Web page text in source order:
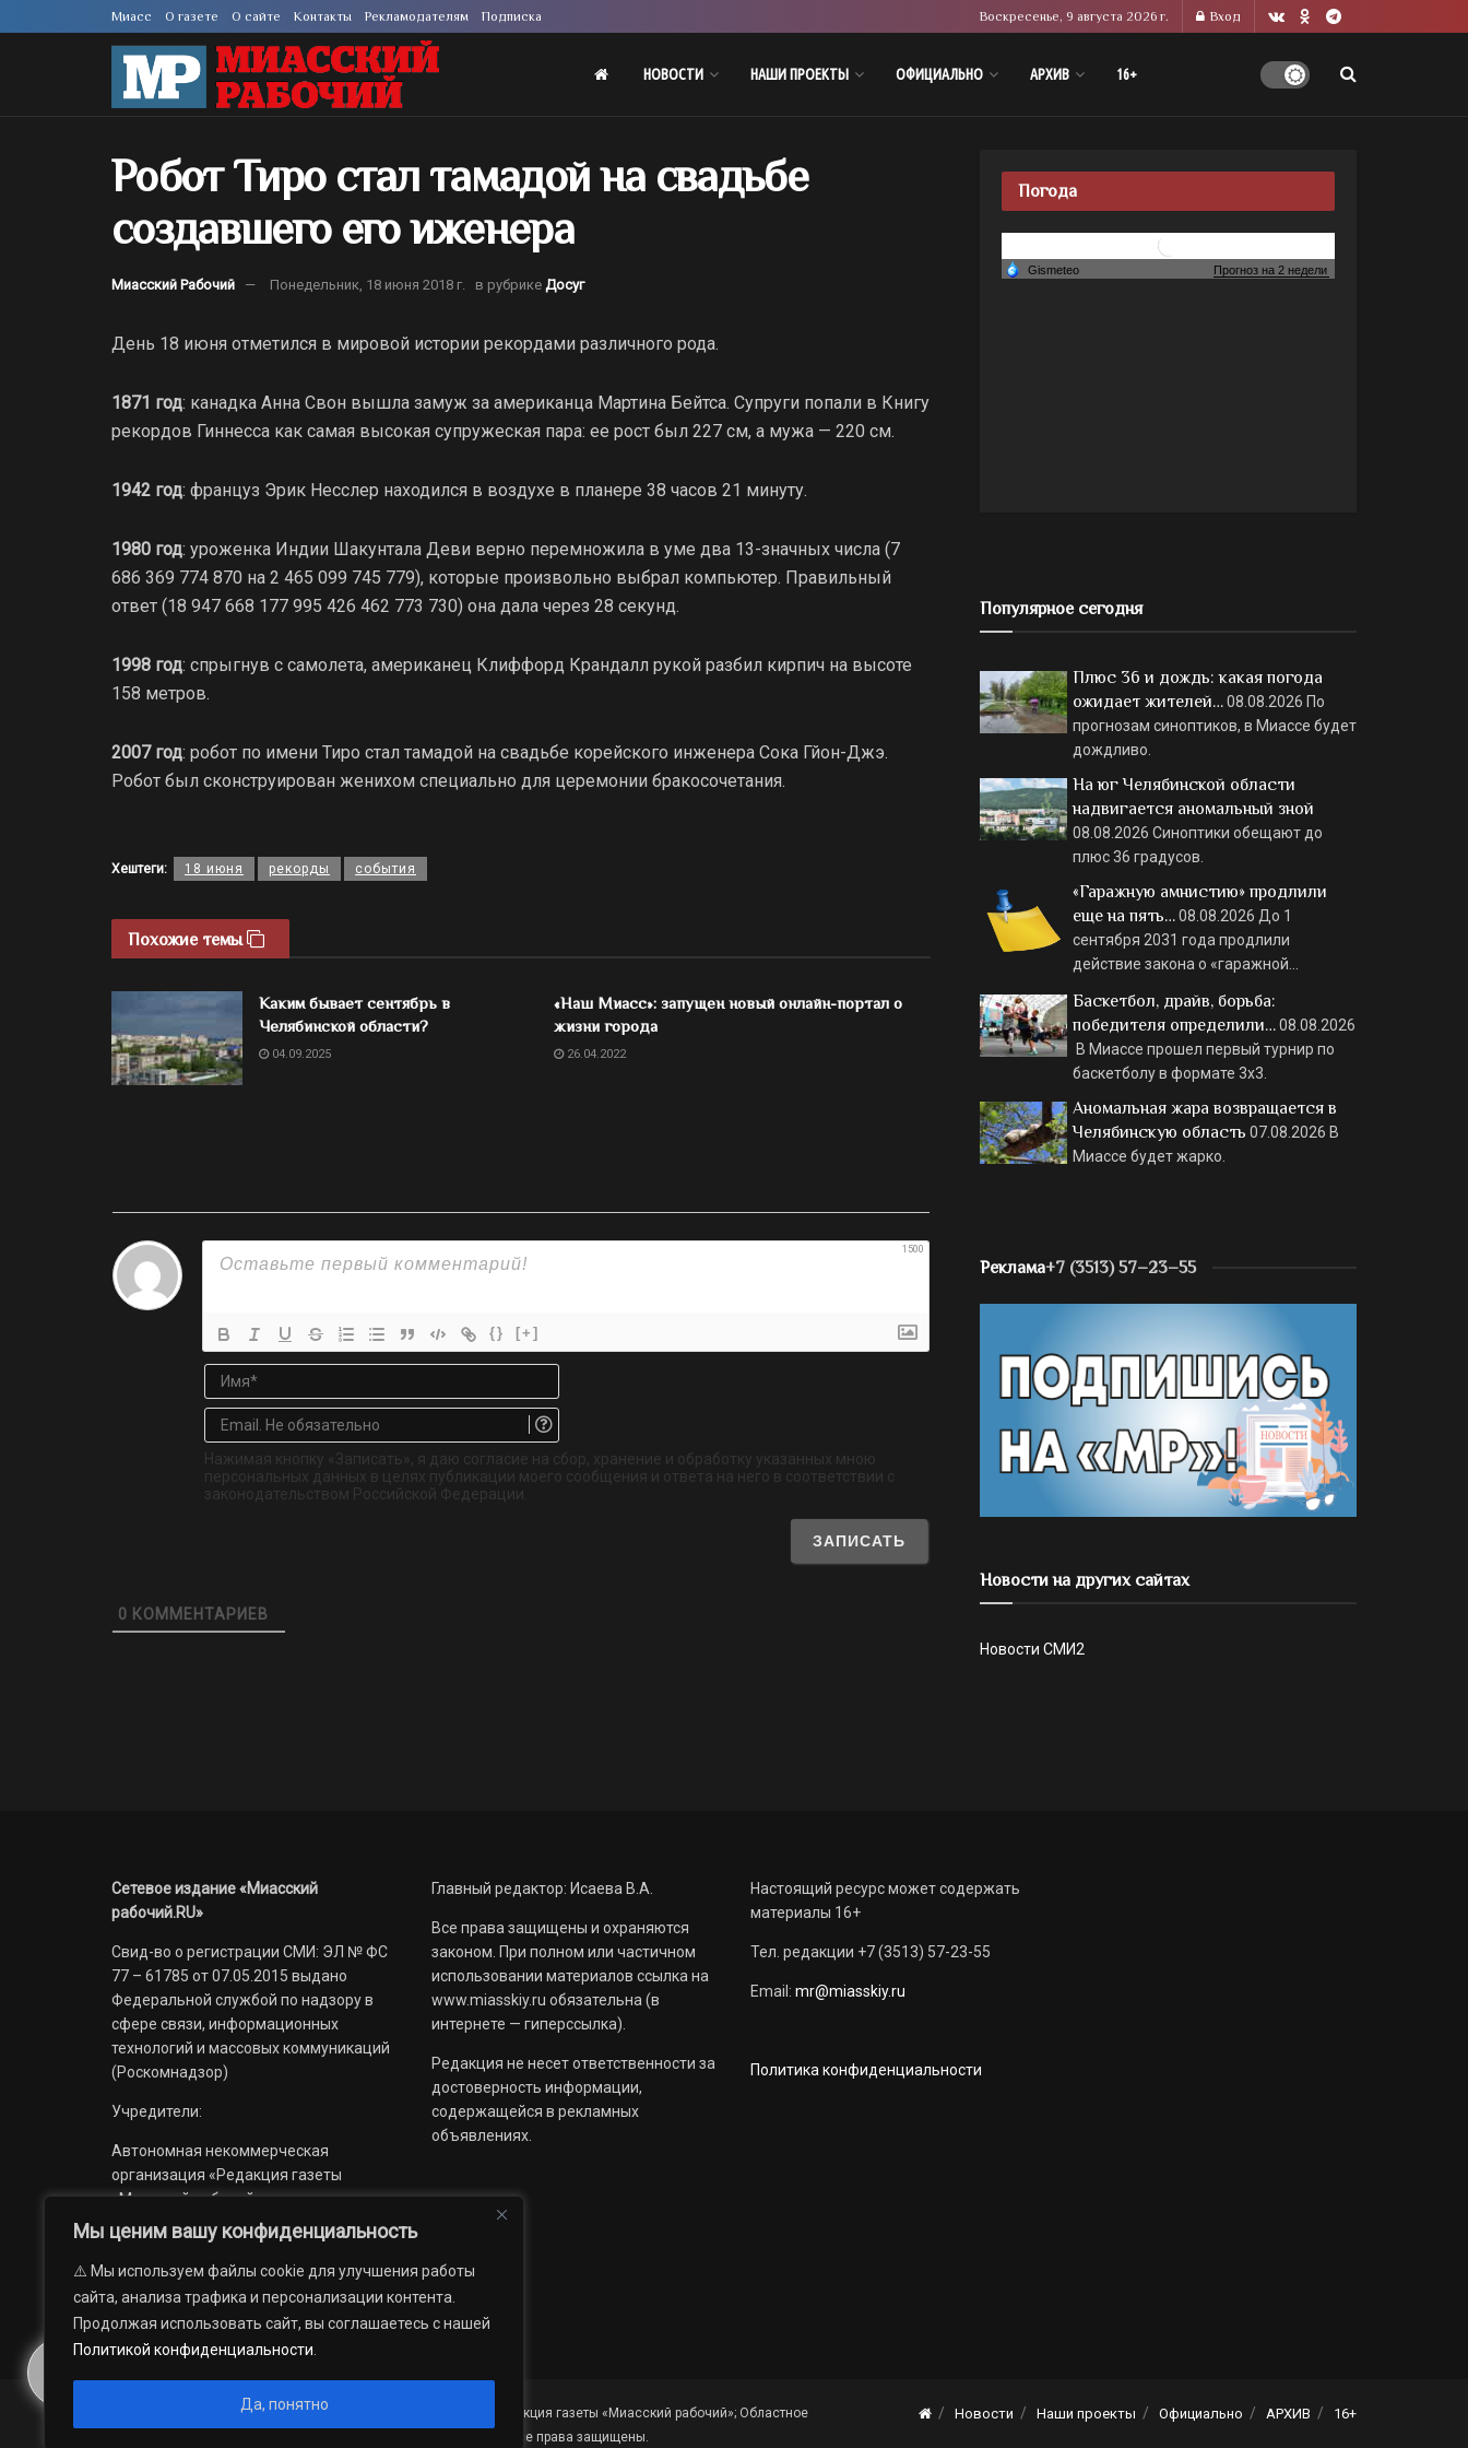
Мы ценим вашу конфиденциальность
⚠️ Мы используем файлы cookie для улучшения работы
сайта, анализа трафика и персонализации контента.
Продолжая использовать сайт, вы соглашаетесь с нашей
Политикой конфиденциальности
Да, понятно
Миасс О газете О сайте Контакты Рекламодателям Подписка Воскресенье, 9 августа 2026 г. Вход
НОВОСТИ НАШИ ПРОЕКТЫ ОФИЦИАЛЬНО АРХИВ 16+
Робот Тиро стал тамадой на свадьбе
создавшего его иженера
Миасский Рабочий Понедельник, 18 июня 2018 г. в рубрике Досуг
День 18 июня отметился в мировой истории рекордами различного рода.
1871 год: канадка Анна Свон вышла замуж за американца Мартина Бейтса. Супруги попали в Книгу
рекордов Гиннесса как самая высокая супружеская пара: ее рост был 227 см, а мужа — 220 см.
1942 год: француз Эрик Несслер находился в воздухе в планере 38 часов 21 минуту.
1980 год: уроженка Индии Шакунтала Деви верно перемножила в уме два 13-значных числа (7
686 369 774 870 на 2 465 099 745 779), которые произвольно выбрал компьютер. Правильный
ответ (18 947 668 177 995 426 462 773 730) она дала через 28 секунд.
1998 год: спрыгнув с самолета, американец Клиффорд Крандалл рукой разбил кирпич на высоте
158 метров.
2007 год: робот по имени Тиро стал тамадой на свадьбе корейского инженера Сока Гйон-Джэ.
Робот был сконструирован женихом специально для церемонии бракосочетания.
Хештеги: 18 июня рекорды события
Похожие темы
Каким бывает сентябрь в
Челябинской области?
04.09.2025
«Наш Миасс»: запущен новый онлайн-портал о
жизни города
26.04.2022
1500
{} [+]
Имя*
Email.
обязательно
Нажимая кнопку «Записать», я даю согласие на сбор, хранение и обработку указанных мною
персональных данных в целях публикации моего сообщения и ответа на него в соответствии с
законодательством Российской Федерации.
0 КОММЕНТАРИЕВ
Погода
Популярное сегодня
Плюс 36 и дождь: какая погода
ожидает жителей…08.08.2026 По
прогнозам синоптиков, в Миассе будет
дождливо.
На юг Челябинской области
надвигается аномальный зной
08.08.2026 Синоптики обещают до
плюс 36 градусов.
«Гаражную амнистию» продлили
еще на пять…08.08.2026 До 1
сентября 2031 года продлили
действие закона о «гаражной…
Баскетбол, драйв, борьба:
победителя определили…08.08.2026
В Миассе прошел первый турнир по
баскетболу в формате 3х3.
Аномальная жара возвращается в
Челябинскую область 07.08.2026 В
Миассе будет жарко.
Реклама+7 (3513) 57–23–55
Новости на других сайтах
Новости СМИ2
Сетевое издание «Миасский
рабочий.RU»
Свид-во о регистрации СМИ: ЭЛ № ФС
77 – 61785 от 07.05.2015 выдано
Федеральной службой по надзору в
сфере связи, информационных
технологий и массовых коммуникаций
(Роскомнадзор)
Учредители:
Автономная некоммерческая
организация «Редакция газеты
«Миасский рабочий»;
Областное государственное
учреждение «Издательский дом
«Губерния».
Главный редактор: Исаева В.А.
Все права защищены и охраняются
законом. При полном или частичном
использовании материалов ссылка на
www.miasskiy.ru обязательна (в
интернете — гиперссылка).
Редакция не несет ответственности за
достоверность информации,
содержащейся в рекламных
объявлениях.
Настоящий ресурс может содержать
материалы 16+
Тел. редакции +7 (3513) 57-23-55
Email: mr@miasskiy.ru
Политика конфиденциальности
Новости Наши проекты Официально АРХИВ 16+
© 2012 — 2026. Автономная некоммерческая организация «Редакция газеты «Миасский рабочий»; Областное
государственное учреждение «Издательский дом «Губерния». Все права защищены.